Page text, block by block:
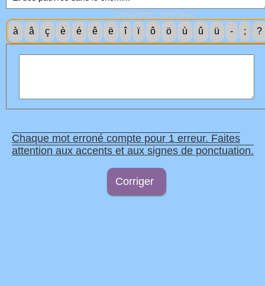
Caractères spéciaux
à
â ç è é ê ë î ï ô ö ù û ü - ; ?
Chaque mot erroné compte pour 1 erreur. Faites
attention aux accents et aux signes de ponctuation.